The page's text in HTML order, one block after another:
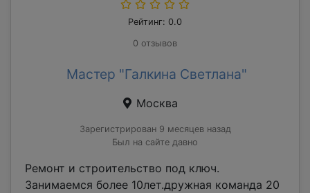
Рейтинг: 0.0
0 отзывов
Мастер "Галкина Светлана"
Москва
Зарегистрирован 9 месяцев назад
Был на сайте давно
Ремонт и строительство под ключ.
Занимаемся более 10лет.дружная команда 20